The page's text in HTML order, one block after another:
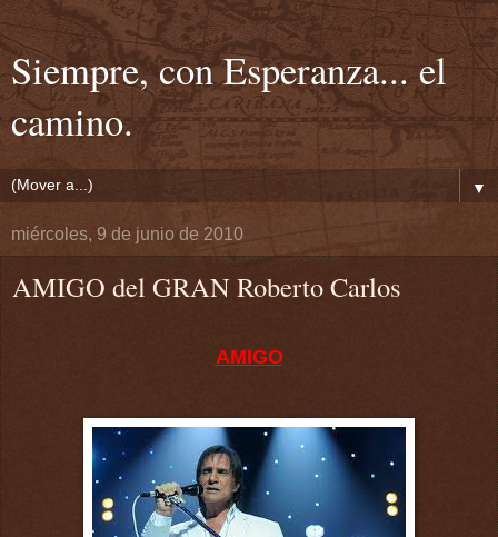
Siempre, con Esperanza... el
camino.
▼
miércoles, 9 de junio de 2010
AMIGO del GRAN Roberto Carlos
AMIGO